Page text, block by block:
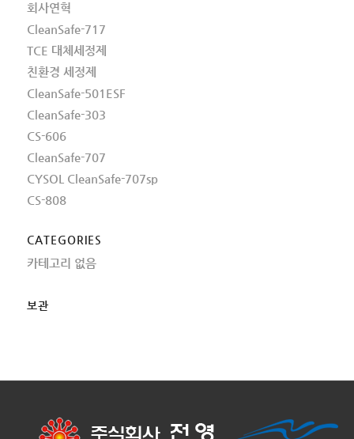
회사연혁
CleanSafe-717
TCE 대체세정제
친환경 세정제
CleanSafe-501ESF
CleanSafe-303
CS-606
CleanSafe-707
CYSOL CleanSafe-707sp
CS-808
CATEGORIES
카테고리 없음
보관